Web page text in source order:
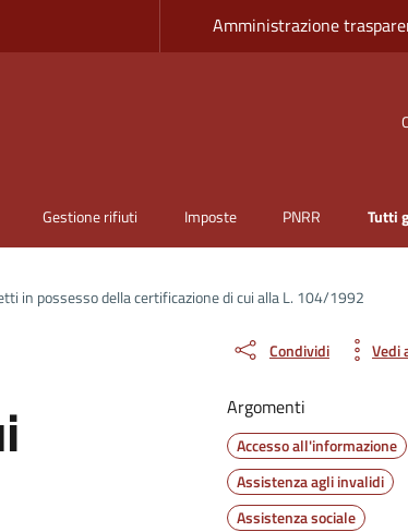
Amministrazione
Gestione rifiuti Imposte PNRR Tutti
in possesso della certificazione di cui alla L. 104/1992
Condividi Vedi
Argomenti
Accesso all'informazione
Assistenza agli invalidi
Assistenza sociale